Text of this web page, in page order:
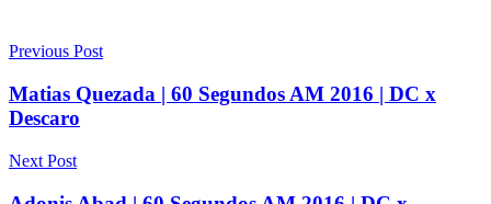
Previous Post
Matias Quezada | 60 Segundos AM 2016 | DC x
Descaro
Next Post